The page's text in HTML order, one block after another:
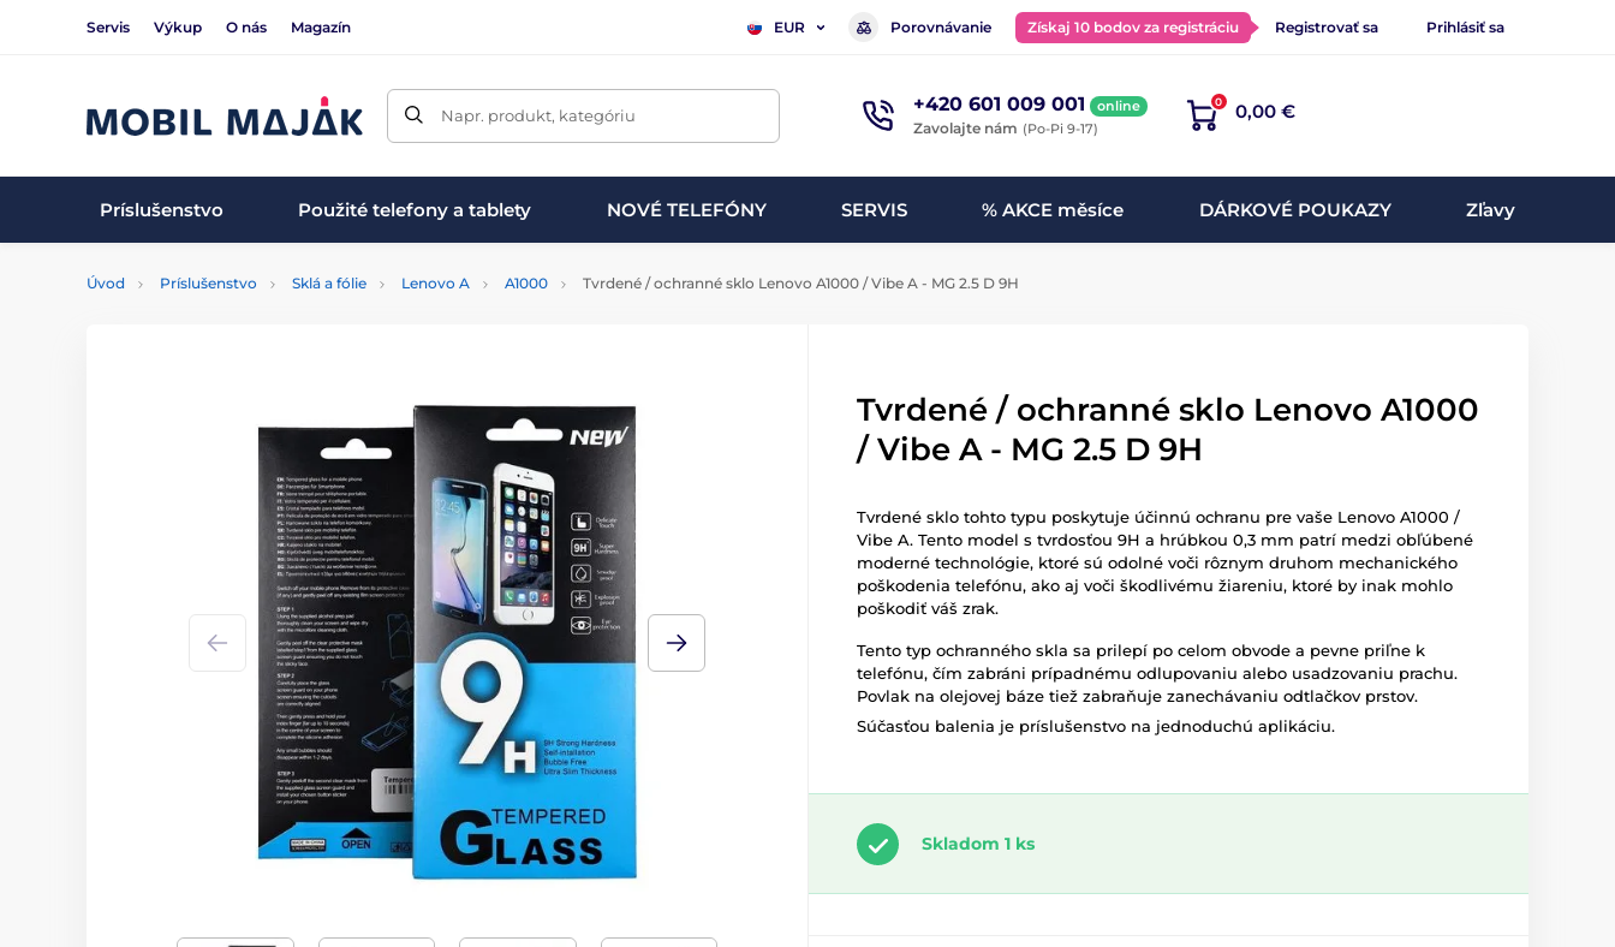
Servis Výkup O nás Magazín EUR Porovnávanie Získaj 10 bodov za registráciu Registrovať sa Prihlásiť sa
Napr. produkt, kategóriu +420 601 009 001 online
Zavolajte nám (Po-Pi 9-17)
0 0,00 €
Príslušenstvo Použité telefony a tablety NOVÉ TELEFÓNY SERVIS % AKCE měsíce DÁRKOVÉ POUKAZY Zľavy
Úvod Príslušenstvo Sklá a fólie Lenovo A A1000 Tvrdené / ochranné sklo Lenovo A1000 / Vibe A - MG 2.5 D 9H
Tvrdené / ochranné sklo Lenovo A1000
/ Vibe A - MG 2.5 D 9H
Tvrdené sklo tohto typu poskytuje účinnú ochranu pre vaše Lenovo A1000 /
Vibe A. Tento model s tvrdosťou 9H a hrúbkou 0,3 mm patrí medzi obľúbené
moderné technológie, ktoré sú odolné voči rôznym druhom mechanického
poškodenia telefónu, ako aj voči škodlivému žiareniu, ktoré by inak mohlo
poškodiť váš zrak.
Tento typ ochranného skla sa prilepí po celom obvode a pevne priľne k
telefónu, čím zabráni prípadnému odlupovaniu alebo usadzovaniu prachu.
Povlak na olejovej báze tiež zabraňuje zanechávaniu odtlačkov prstov.
Súčasťou balenia je príslušenstvo na jednoduchú aplikáciu.
Skladom 1 ks